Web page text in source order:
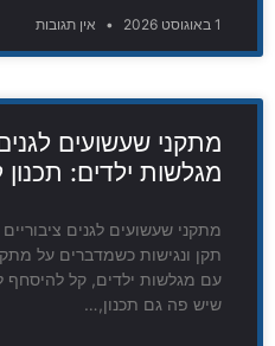
1 באוגוסט 2026 אין תגובות
מתקני שעשועים
מגלשות ילדים: תכנון
מתקני שעשועים לגנים
תקן ונגישות כשמדברים על
עם מגלשות ילדים, קל להיסחף
שיש פה גם תכנון,…